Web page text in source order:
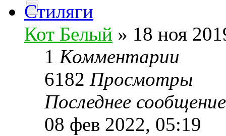
Стиляги
Кот Белый » 18 ноя
1 Комментарии
6182 Просмотры
Последнее
08 фев 2022, 05:19